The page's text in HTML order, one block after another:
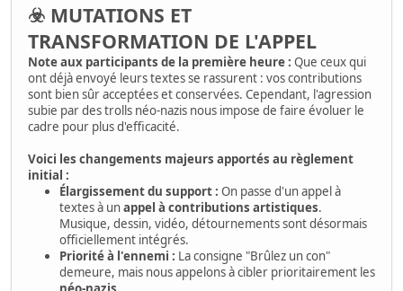
☣️ MUTATIONS ET
TRANSFORMATION DE L'APPEL
Note aux participants de la première heure : Que ceux qui
ont déjà envoyé leurs textes se rassurent : vos contributions
sont bien sûr acceptées et conservées. Cependant, l'agression
subie par des trolls néo-nazis nous impose de faire évoluer le
cadre pour plus d'efficacité.
Voici les changements majeurs apportés au règlement
initial :
Élargissement du support : On passe d'un appel à
textes à unappel à contributions artistiques.
Musique, dessin, vidéo, détournements sont désormais
officiellement intégrés.
Priorité à l'ennemi : La consigne "Brûlez un con"
demeure, mais nous appelons à cibler prioritairement les